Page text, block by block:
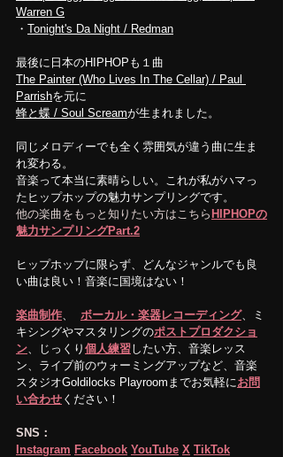
Warren G
・ Tonight's Da Night / Redman
最後に日本のHIPHOPも１曲
The Painter (Who Lives In The Cellar) / Paul
Parrishを元に
蜂と蝶 / Soul Screamが生まれました。
同じメロディーでも全く雰囲気が違う曲に生ま
れ変わる。
音楽って本当に素晴らしい。これが私がハマっ
たヒップホップの魅力サンプリングです。
他の楽曲をもっと知りたい方はこちら HIPHOPの
魅力サンプリングPart.2
ヒップホップに限らず、どんなジャンルでも良
い曲は良い！音楽に国境はない！
楽曲制作 ボーカル・楽器レコーディング、ミ
キシングやマスタリングのポストプロダクショ
ン 、じっくり 個人練習したい方、音楽レッス
ン、ライブ前のウォーミングアップなど、音楽
スタジオGoldilocks Playroomまでお気軽に お問
い合わせ ください！
SNS：
Instagram Facebook YouTube X TikTok